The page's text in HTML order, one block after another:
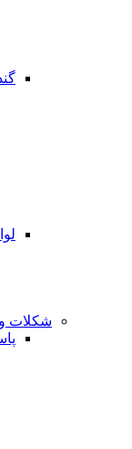
شکلات